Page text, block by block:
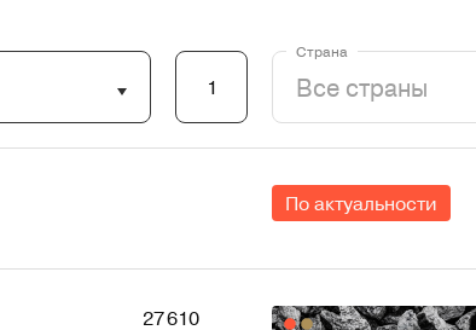
1
Страна
По актуальности
27 610